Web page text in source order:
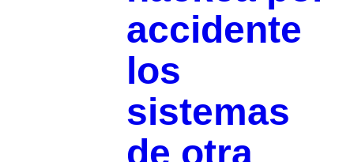
accidente
los
sistemas
de otra